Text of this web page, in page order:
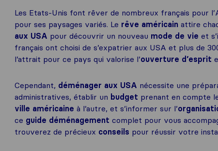
Les Etats-Unis font rêver de nombreux français pour
pour ses paysages variés. Le rêve américain attire
aux USA pour découvrir un nouveau mode de vie et
français ont choisi de s’expatrier aux USA et plus de
l’attrait pour ce pays qui valorise l’ouverture d’esprit
Cependant, déménager aux USA nécessite une
administratives, établir un budget prenant en compte
ville américaine à l’autre, et s’informer sur l’
ce guide déménagement complet pour vous
trouverez de précieux conseils pour réussir votre